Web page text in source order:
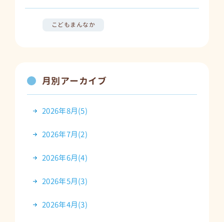
こどもまんなか
月別アーカイブ
2026年8月(5)
2026年7月(2)
2026年6月(4)
2026年5月(3)
2026年4月(3)